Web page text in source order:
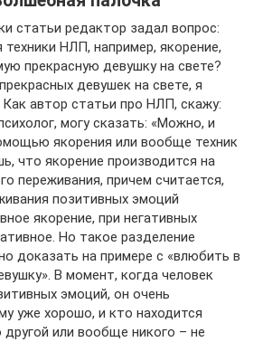
статьи редактор задал вопрос:
НЛП, например, якорение,
прекрасную девушку на свете?
девушек на свете, я
Как автор статьи про НЛП, скажу:
могу сказать: «Можно, и
якорения или вообще техник
что якорение производится на
переживания, причем считается,
позитивных эмоций
якорение, при негативных
Но такое разделение
доказать на примере с «влюбить в
В момент, когда человек
эмоций, он очень
уже хорошо, и кто находится
или вообще никого – не